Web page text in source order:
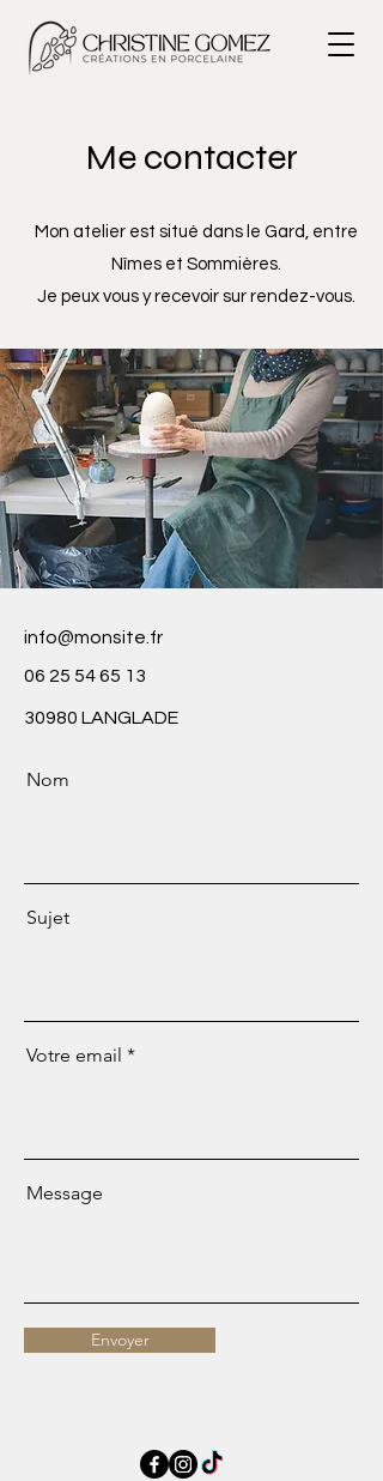
Me contacter
Mon atelier est situé dans le Gard, entre
Nîmes et Sommières.
Je peux vous y recevoir sur rendez-vous.
info@monsite.fr
06 25 54 65 13
30980 LANGLADE
Nom
Sujet
Votre email
Message
Envoyer